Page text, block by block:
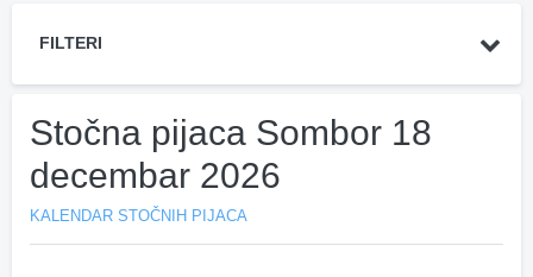
FILTERI
Stočna pijaca Sombor 18
decembar 2026
KALENDAR STOČNIH PIJACA